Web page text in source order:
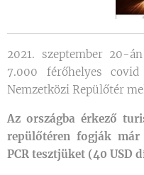
2021. szeptember 20-
7.000 férőhelyes covid
Nemzetközi Repülőtér
Az országba érkező
repülőtéren fogják
PCR tesztjüket (40 USD